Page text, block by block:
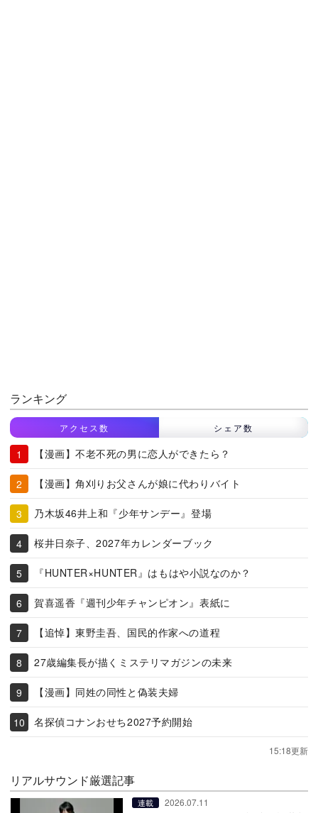
ランキング
アクセス数 シェア数
【漫画】不老不死の男に恋人ができたら？
【漫画】角刈りお父さんが娘に代わりバイト
乃木坂46井上和『少年サンデー』登場
桜井日奈子、2027年カレンダーブック
『HUNTER×HUNTER』はもはや小説なのか？
賀喜遥香『週刊少年チャンピオン』表紙に
【追悼】東野圭吾、国民的作家への道程
27歳編集長が描くミステリマガジンの未来
【漫画】同姓の同性と偽装夫婦
名探偵コナンおせち2027予約開始
15:18更新
リアルサウンド厳選記事
連載 2026.07.11